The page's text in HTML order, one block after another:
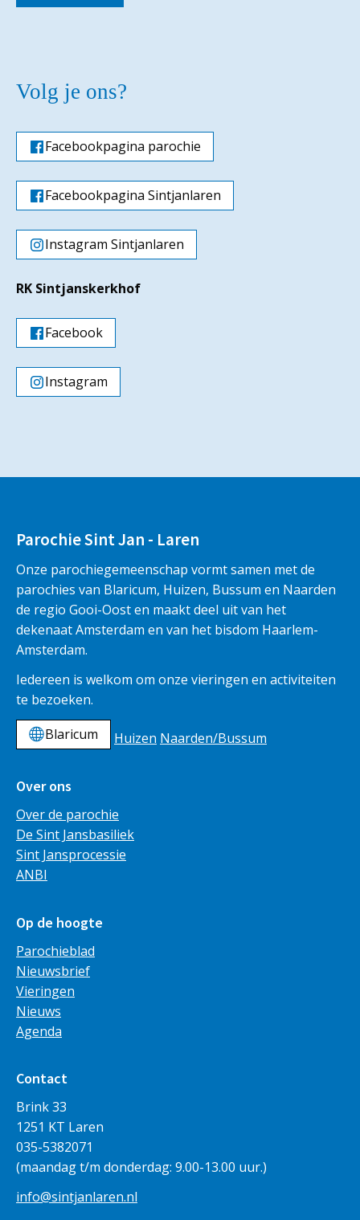
Volg je ons?
Facebookpagina parochie
Facebookpagina Sintjanlaren
Instagram Sintjanlaren
RK Sintjanskerkhof
Facebook
Instagram
Parochie Sint Jan - Laren
Onze parochiegemeenschap vormt samen met de
parochies van Blaricum, Huizen, Bussum en Naarden
de regio Gooi-Oost en maakt deel uit van het
dekenaat Amsterdam en van het bisdom Haarlem-
Amsterdam.
Iedereen is welkom om onze vieringen en activiteiten
te bezoeken.
Blaricum
Huizen Naarden/Bussum
Over ons
Over de parochie
De Sint Jansbasiliek
Sint Jansprocessie
ANBI
Op de hoogte
Parochieblad
Nieuwsbrief
Vieringen
Nieuws
Agenda
Contact
Brink 33
1251 KT Laren
035-5382071
(maandag t/m donderdag: 9.00-13.00 uur.)
info@sintjanlaren.nl